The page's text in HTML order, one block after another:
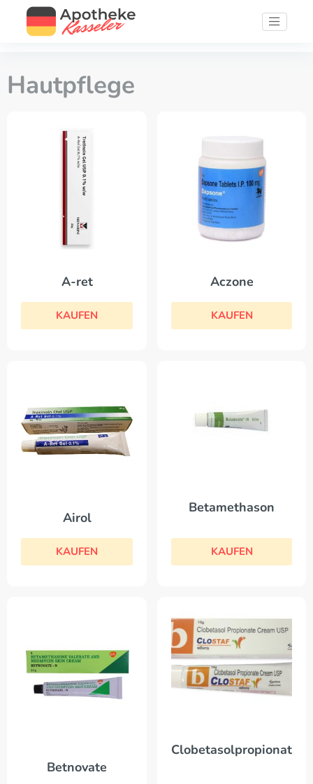
Hautpflege
A-ret
KAUFEN
Aczone
KAUFEN
Airol
KAUFEN
Betamethason
KAUFEN
Betnovate
Clobetasolpropionat